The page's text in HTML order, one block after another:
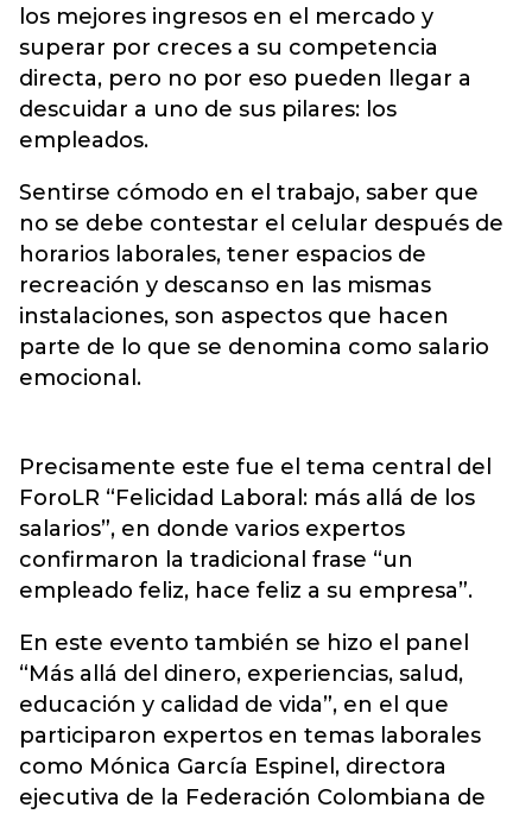
los mejores ingresos en el mercado y
superar por creces a su competencia
directa, pero no por eso pueden llegar a
descuidar a uno de sus pilares: los
empleados.
Sentirse cómodo en el trabajo, saber que
no se debe contestar el celular después de
horarios laborales, tener espacios de
recreación y descanso en las mismas
instalaciones, son aspectos que hacen
parte de lo que se denomina como salario
emocional.
Precisamente este fue el tema central del
ForoLR “Felicidad Laboral: más allá de los
salarios”, en donde varios expertos
confirmaron la tradicional frase “un
empleado feliz, hace feliz a su empresa”.
En este evento también se hizo el panel
“Más allá del dinero, experiencias, salud,
educación y calidad de vida”, en el que
participaron expertos en temas laborales
como Mónica García Espinel, directora
ejecutiva de la Federación Colombiana de